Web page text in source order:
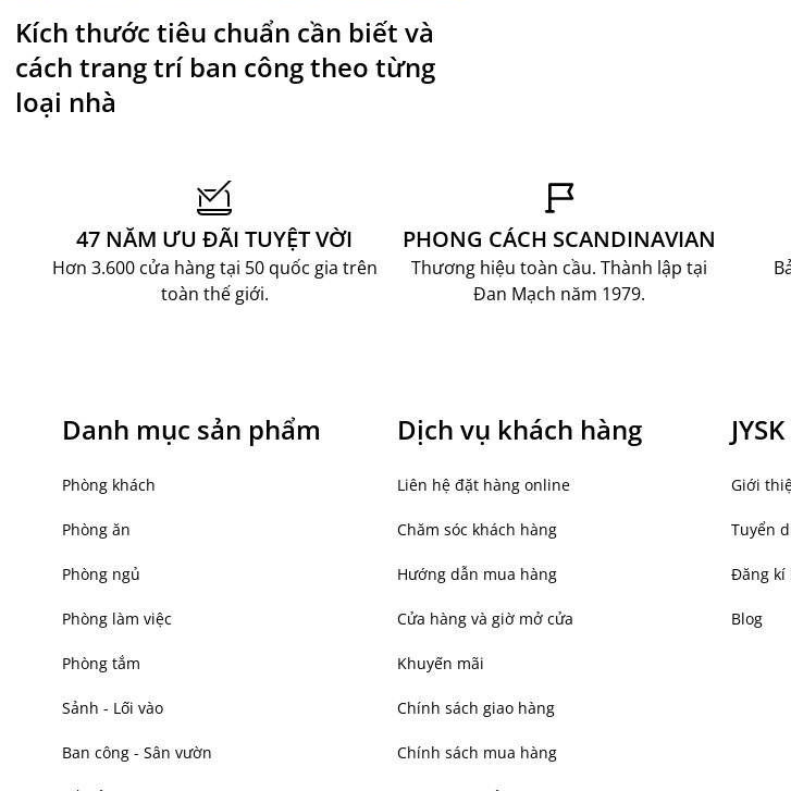
Kích thước tiêu chuẩn cần biết và
cách trang trí ban công theo từng
loại nhà
47 NĂM ƯU ĐÃI TUYỆT VỜI
Hơn 3.600 cửa hàng tại 50 quốc gia trên
toàn thế giới.
PHONG CÁCH SCANDINAVIAN
Thương hiệu toàn cầu. Thành lập tại
Đan Mạch năm 1979.
Danh mục sản phẩm
Phòng khách
Phòng ăn
Phòng ngủ
Phòng làm việc
Phòng tắm
Sảnh - Lối vào
Ban công - Sân vườn
Dịch vụ khách hàng
Liên hệ đặt hàng online
Chăm sóc khách hàng
Hướng dẫn mua hàng
Cửa hàng và giờ mở cửa
Khuyến mãi
Chính sách giao hàng
Chính sách mua hàng
JYSK
Giới
Tuyển
Đăng kí
Blog